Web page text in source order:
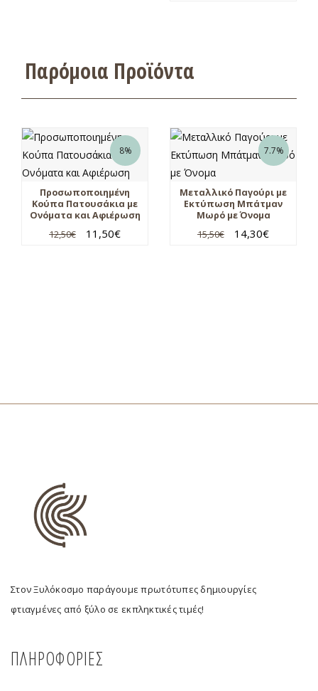
Παρόμοια Προϊόντα
8%
Προσωποποιημένη
Κούπα Πατουσάκια με
Ονόματα και Αφιέρωση
12,50€ 11,50€
7.7%
Μεταλλικό Παγούρι με
Εκτύπωση Μπάτμαν
Μωρό με Όνομα
15,50€ 14,30€
Στον Ξυλόκοσμο παράγουμε πρωτότυπες δημιουργίες
φτιαγμένες από ξύλο σε εκπληκτικές τιμές!
ΠΛΗΡΟΦΟΡΙΕΣ